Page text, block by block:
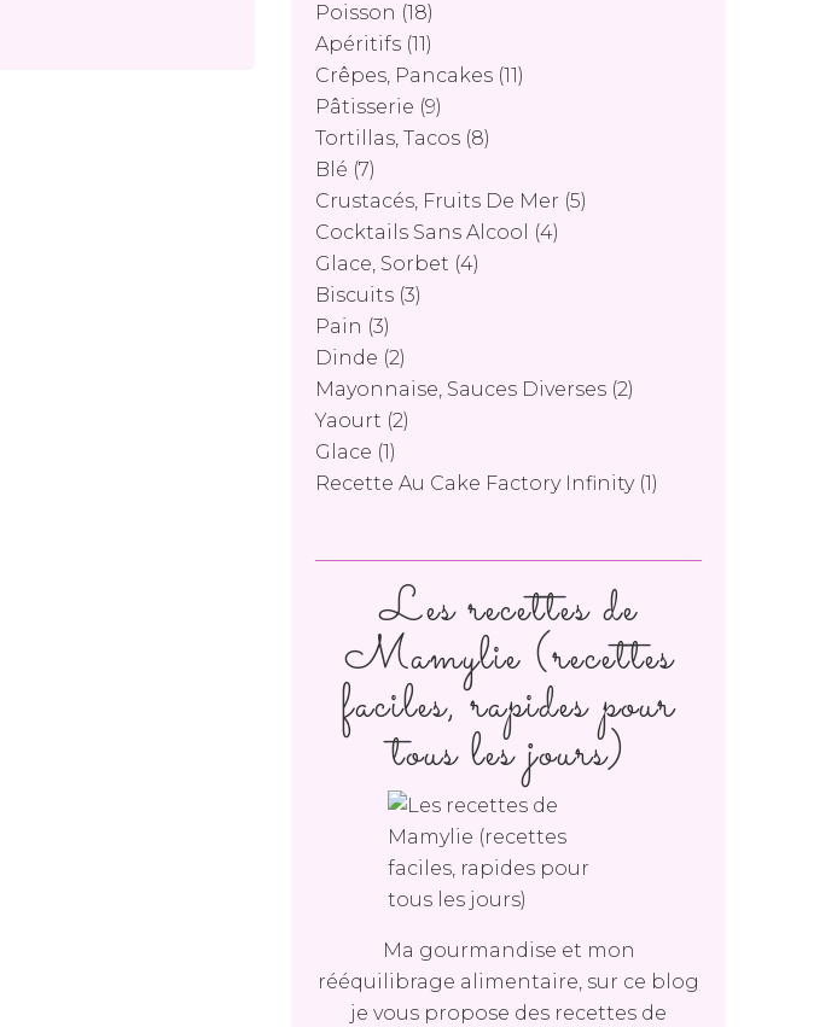
Poisson (18)
Apéritifs (11)
Crêpes, Pancakes (11)
Pâtisserie (9)
Tortillas, Tacos (8)
Blé (7)
Crustacés, Fruits De Mer (5)
Cocktails Sans Alcool
(4)
Glace, Sorbet (4)
Biscuits (3)
Pain (3)
Dinde (2)
Mayonnaise, Sauces Diverses (2)
Yaourt (2)
Glace (1)
Recette Au Cake Factory Infinity(1)
Les recettes de
Mamylie (recettes
faciles, rapides pour
tous les jours)
Ma gourmandise et mon
rééquilibrage alimentaire, sur ce blog
je vous propose des recettes de